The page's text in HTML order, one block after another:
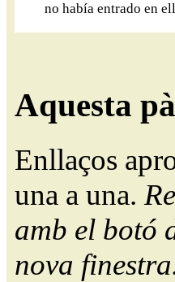
no había entrado en
Aquesta
Enllaços
una a una.
amb el botó
nova